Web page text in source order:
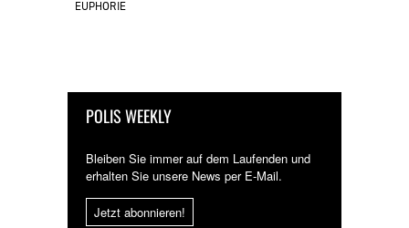
EUPHORIE
POLIS WEEKLY
Bleiben Sie immer auf dem Laufenden und
erhalten Sie unsere News per E-Mail.
Jetzt abonnieren!